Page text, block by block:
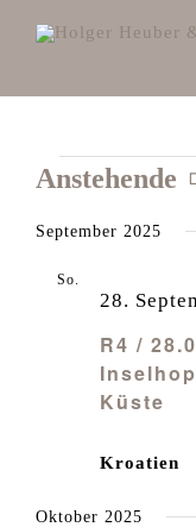
Inhalt
Veranstaltungen
Anstehende
wählen.
September 2025
So.
R4 /
Küste
28.
Kroatien
Oktober 2025